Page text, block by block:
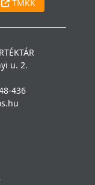
TMKK
u. 2.
436